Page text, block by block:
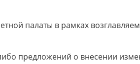
палаты в рамках
предложений о внесении